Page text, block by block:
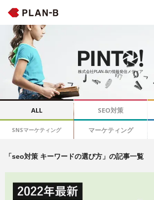
株式会社PLAN-Bの情報発信メディア
ALL SEO対策
SNSマーケティング マーケティング
「seo対策 キーワードの選び方」の記事一覧